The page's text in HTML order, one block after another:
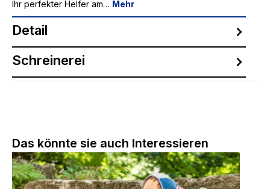
Ihr perfekter Helfer am… Mehr
Detail
Schreinerei
Produktgalerie überspringen
Das könnte sie auch Interessieren